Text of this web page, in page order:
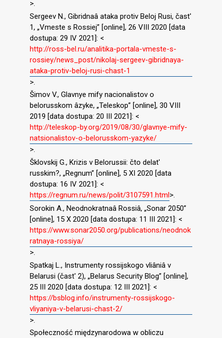
>.
Sergeev N., Gibridnaâ ataka protiv Beloj Rusi, čast′
1, „Vmeste s Rossiej” [online], 26 VIII 2020 [data
dostupa: 29 IV 2021]: <
http://ross-bel.ru/analitika-portala-vmeste-s-
rossiey/news_post/nikolaj-sergeev-gibridnaya-
ataka-protiv-beloj-rusi-chast-1
>.
Šimov V., Glavnye mify nacionalistov o
belorusskom âzyke, „Teleskop” [online], 30 VIII
2019 [data dostupa: 20 III 2021]: <
http://teleskop-by.org/2019/08/30/glavnye-mify-
natsionalistov-o-belorusskom-yazyke/
>.
Šklovskij G., Krizis v Belorussii: čto delat′
russkim?, „Regnum” [online], 5 XI 2020 [data
dostupa: 16 IV 2021]: <
https://regnum.ru/news/polit/3107591.html>.
Sorokin A., Neodnokratnaâ Rossiâ, „Sonar 2050”
[online], 15 X 2020 [data dostupa: 11 III 2021]: <
https://www.sonar2050.org/publications/neodnok
ratnaya-rossiya/
>.
Spatkaj L., Instrumenty rossijskogo vliâniâ v
Belarusi (čast′ 2), „Belarus Security Blog” [online],
25 III 2020 [data dostupa: 12 III 2021]: <
https://bsblog.info/instrumenty-rossijskogo-
vliyaniya-v-belarusi-chast-2/
>.
Społeczność międzynarodowa w obliczu